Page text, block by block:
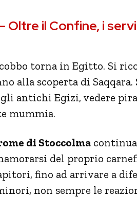
Oltre il Confine, i
torna in Egitto. Si
alla scoperta di
antichi Egizi, vedere
mummia.
di Stoccolma
del proprio
fino ad arrivare a
non sempre le